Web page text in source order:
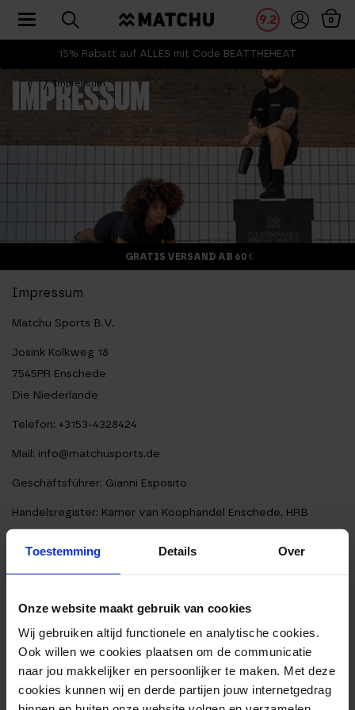
Toestemming Details Over
Onze website maakt gebruik van cookies
Wij gebruiken altijd functionele en analytische cookies.
Ook willen we cookies plaatsen om de communicatie
naar jou makkelijker en persoonlijker te maken. Met deze
cookies kunnen wij en derde partijen jouw internetgedrag
15% Rabatt auf ALLES mit Code BEATTHEHEAT
9.2 0
Toggle navigation
Home Impressum
IMPRESSUM
GRATIS VERSAND AB 60 €
Impressum
Matchu Sports B.V.
Josink Kolkweg 18
7545PR Enschede
Die Niederlande
Telefon: +3153-4328424
Mail: info@matchusports.de
Geschäftsführer: Gianni Esposito
Handelsregister: Kamer van Koophandel Enschede, HRB
08205110